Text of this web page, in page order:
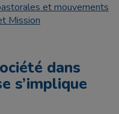
et mouvements
Mission
dans
s’implique